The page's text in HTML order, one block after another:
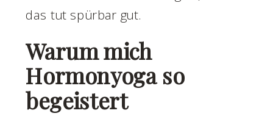
das tut spürbar gut.
Warum mich
Hormonyoga so
begeistert